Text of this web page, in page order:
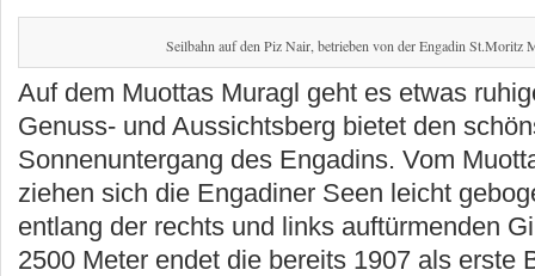
Seilbahn auf den Piz Nair, betrieben von der Engadin St.Moritz
Auf dem Muottas Muragl geht es etwas
Genuss- und Aussichtsberg bietet den
Sonnenuntergang des Engadins. Vom
ziehen sich die Engadiner Seen leicht
entlang der rechts und links auftürmenden
2500 Meter endet die bereits 1907 als erste